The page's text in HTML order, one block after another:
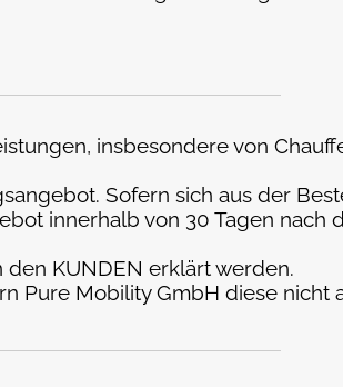
insbesondere von
Sofern sich aus der
innerhalb von 30 Tagen nach
KUNDEN erklärt werden.
Pure Mobility GmbH diese nicht